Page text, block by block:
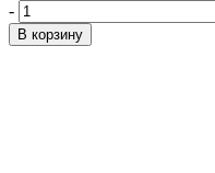
-
В корзину